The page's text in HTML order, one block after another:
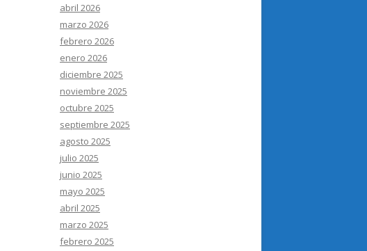
abril 2026
marzo 2026
febrero 2026
enero 2026
diciembre 2025
noviembre 2025
octubre 2025
septiembre 2025
agosto 2025
julio 2025
junio 2025
mayo 2025
abril 2025
marzo 2025
febrero 2025